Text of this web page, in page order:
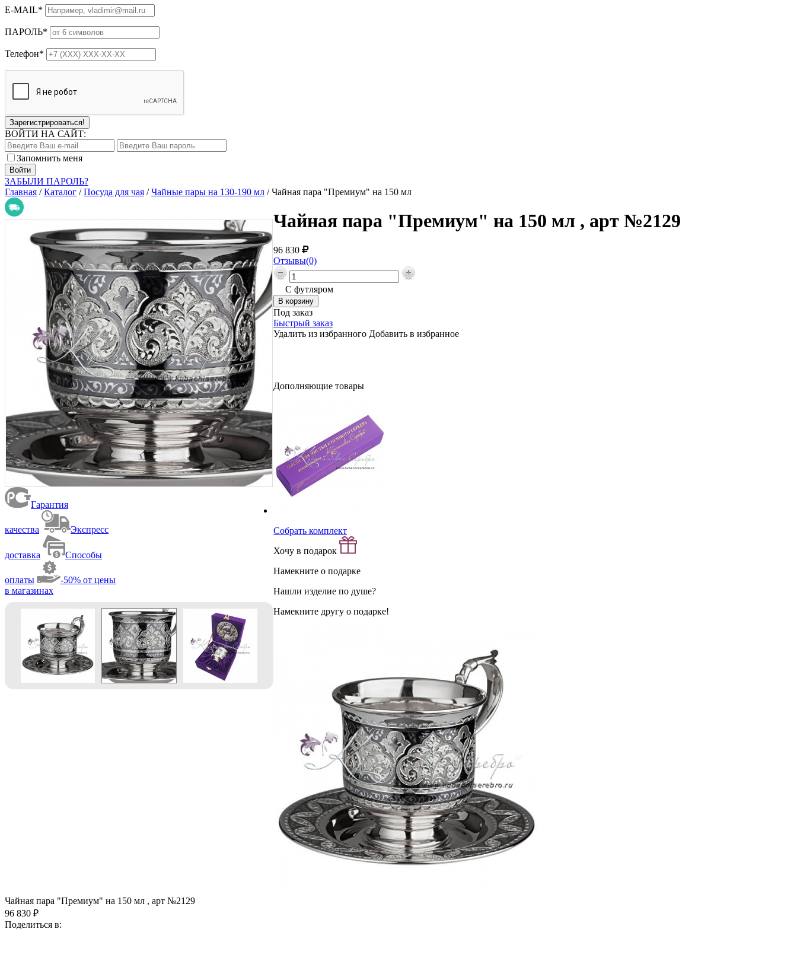
E-MAIL*
ПАРОЛЬ*
Телефон*
Зарегистрироваться!
ВОЙТИ НА САЙТ:
Запомнить меня
ЗАБЫЛИ ПАРОЛЬ?
Главная /Каталог /Посуда для чая /Чайные пары на 130-190 мл /Чайная пара "Премиум" на 150 мл
Гарантия
качества Экспресс
доставка Способы
оплаты
-50% от цены
в магазинах
Чайная пара "Премиум" на 150 мл , арт №2129
96 830
Отзывы(0)
С футляром
Под заказ
Быстрый заказ
Удалить из избранного Добавить в избранное
Дополняющие товары
Собрать комплект
Хочу в подарок
Намекните о подарке
Нашли изделие по душе?
Намекните другу о подарке!
Чайная пара "Премиум" на 150 мл , арт №2129
96 830 ₽
Поделиться в: